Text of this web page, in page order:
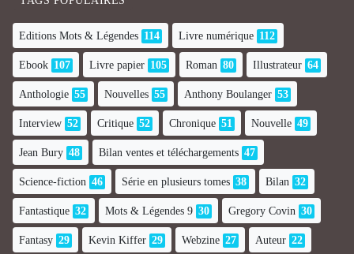
Editions Mots & Légendes 114 Livre numérique 112
Ebook 107 Livre papier 105 Roman 80 Illustrateur 64
Anthologie 55 Nouvelles 55 Anthony Boulanger 53
Interview 52 Critique 52 Chronique 51 Nouvelle 49
Jean Bury 48 Bilan ventes et téléchargements 47
Science-fiction 46 Série en plusieurs tomes 38 Bilan 32
Fantastique 32 Mots & Légendes 9 30 Gregory Covin 30
Fantasy 29 Kevin Kiffer 29 Webzine 27 Auteur 22